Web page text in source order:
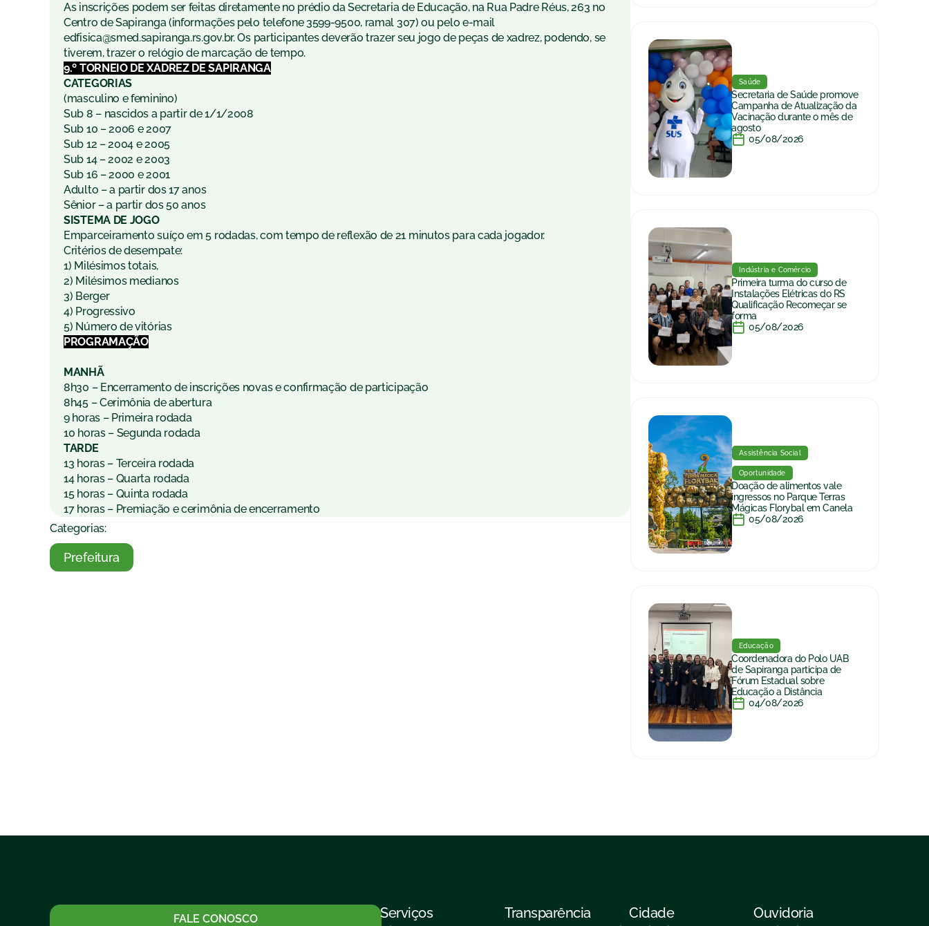
As inscrições podem ser feitas diretamente no prédio da Secretaria de Educação, na Rua Padre Réus, 263 no
Centro de Sapiranga (informações pelo telefone 3599-9500, ramal 307) ou pelo e-mail
edfisica@smed.sapiranga.rs.gov.br. Os participantes deverão trazer seu jogo de peças de xadrez, podendo, se
tiverem, trazer o relógio de marcação de tempo.
9.º TORNEIO DE XADREZ DE SAPIRANGA
CATEGORIAS
(masculino e feminino)
Sub 8 – nascidos a partir de 1/1/2008
Sub 10 – 2006 e 2007
Sub 12 – 2004 e 2005
Sub 14 – 2002 e 2003
Sub 16 – 2000 e 2001
Adulto – a partir dos 17 anos
Sênior – a partir dos 50 anos
SISTEMA DE JOGO
Emparceiramento suíço em 5 rodadas, com tempo de reflexão de 21 minutos para cada jogador.
Critérios de desempate:
1) Milésimos totais,
2) Milésimos medianos
3) Berger
4) Progressivo
5) Número de vitórias
PROGRAMAÇÃO
MANHÃ
8h30 – Encerramento de inscrições novas e confirmação de participação
8h45 – Cerimônia de abertura
9 horas – Primeira rodada
10 horas – Segunda rodada
TARDE
13 horas – Terceira rodada
14 horas – Quarta rodada
15 horas – Quinta rodada
17 horas – Premiação e cerimônia de encerramento
Categorias:
Prefeitura
Saúde
Secretaria de Saúde promove
Campanha de Atualização da
Vacinação durante o mês de
agosto
05/08/2026
Indústria e Comércio
Primeira turma do curso de
Instalações Elétricas do RS
Qualificação Recomeçar se
forma
05/08/2026
Assistência Social
Oportunidade
Doação de alimentos vale
ingressos no Parque Terras
Mágicas Florybal em Canela
05/08/2026
Educação
Coordenadora do Polo UAB
de Sapiranga participa de
Fórum Estadual sobre
Educação a Distância
04/08/2026
FALE CONOSCO Serviços Transparência Cidade Ouvidoria